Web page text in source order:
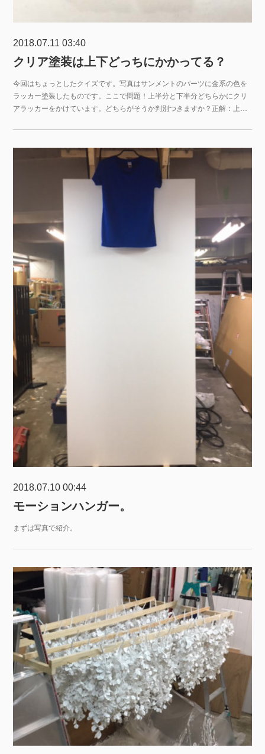
2018.07.11 03:40
クリア塗装は上下どっちにかかってる？
今回はちょっとしたクイズです。写真はサンメントのパーツに金系の色を
ラッカー塗装したものです。ここで問題！上半分と下半分どちらかにクリ
アラッカーをかけています。どちらがそうか判別つきますか？正解：上…
2018.07.10 00:44
モーションハンガー。
まずは写真で紹介。